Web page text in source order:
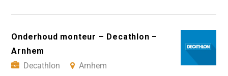
Onderhoud monteur – Decathlon –
Arnhem
Decathlon
Arnhem